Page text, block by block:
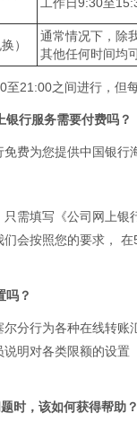
）
通常情况下，除
其他任何时间均
21:00之间进行，但
行服务需要付费吗？
费为您提供中国银
需填写《公司网上银
会按照您的要求，
吗？
分行为各种在线转
明对各类限额的设
时，该如何获得帮助